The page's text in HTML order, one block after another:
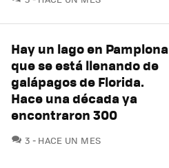
Hay un lago en Pamplona
que se está llenando de
galápagos de Florida.
Hace una década ya
encontraron 300
3 COMENTARIOS
HACE UN MES